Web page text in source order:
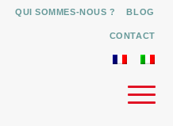
QUI SOMMES-NOUS ? BLOG
CONTACT